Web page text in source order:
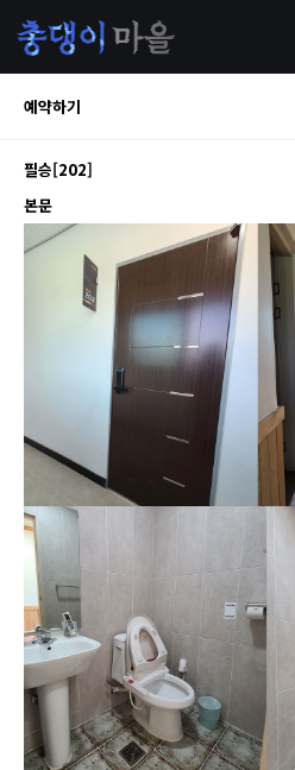
예약하기
필승[202]
본문